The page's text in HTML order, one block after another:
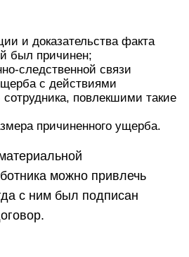
и доказательства факта
был причинен;
следственной связи
с действиями
повлекшими такие
причиненного ущерба.
можно привлечь
с ним был подписан